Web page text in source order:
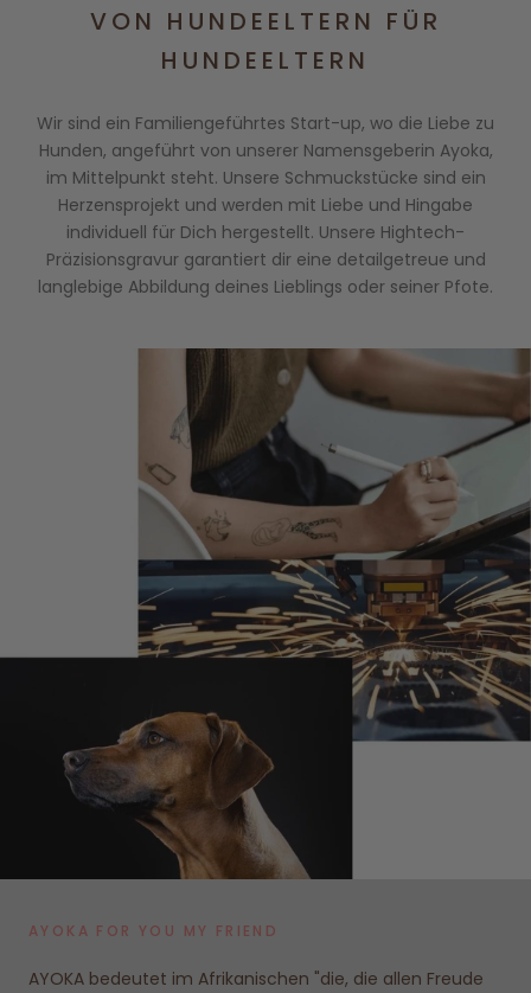
VON HUNDEELTERN FÜR
HUNDEELTERN
Wir sind ein Familiengeführtes Start-up, wo die Liebe zu
Hunden, angeführt von unserer Namensgeberin Ayoka,
im Mittelpunkt steht. Unsere Schmuckstücke sind ein
Herzensprojekt und werden mit Liebe und Hingabe
individuell für Dich hergestellt. Unsere Hightech-
Präzisionsgravur garantiert dir eine detailgetreue und
langlebige Abbildung deines Lieblings oder seiner Pfote.
AYOKA FOR YOU MY FRIEND
AYOKA bedeutet im Afrikanischen "die, die allen Freude